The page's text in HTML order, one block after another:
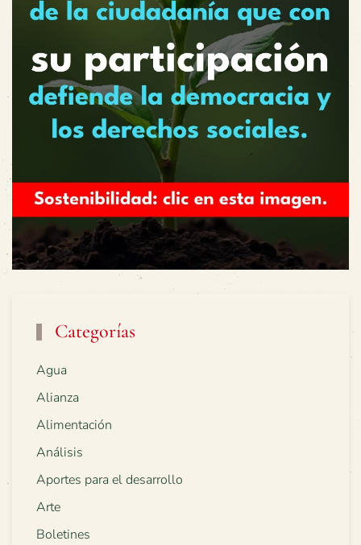
Categorías
Agua
Alianza
Alimentación
Análisis
Aportes para el desarrollo
Arte
Boletines